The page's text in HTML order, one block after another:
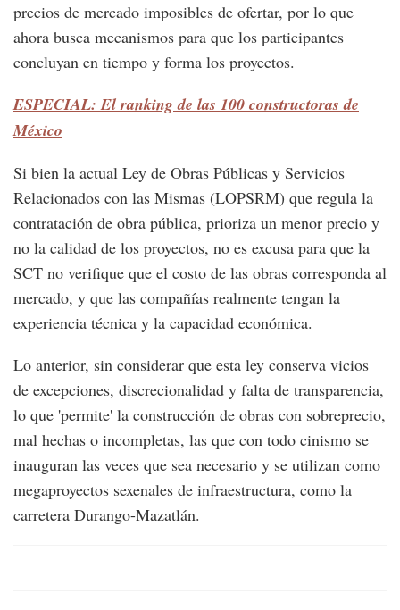
precios de mercado imposibles de ofertar, por lo que
ahora busca mecanismos para que los participantes
concluyan en tiempo y forma los proyectos.
ESPECIAL: El ranking de las 100 constructoras de
México
Si bien la actual Ley de Obras Públicas y Servicios
Relacionados con las Mismas (LOPSRM) que regula la
contratación de obra pública, prioriza un menor precio y
no la calidad de los proyectos, no es excusa para que la
SCT no verifique que el costo de las obras corresponda al
mercado, y que las compañías realmente tengan la
experiencia técnica y la capacidad económica.
Lo anterior, sin considerar que esta ley conserva vicios
de excepciones, discrecionalidad y falta de transparencia,
lo que 'permite' la construcción de obras con sobreprecio,
mal hechas o incompletas, las que con todo cinismo se
inauguran las veces que sea necesario y se utilizan como
megaproyectos sexenales de infraestructura, como la
carretera Durango-Mazatlán.